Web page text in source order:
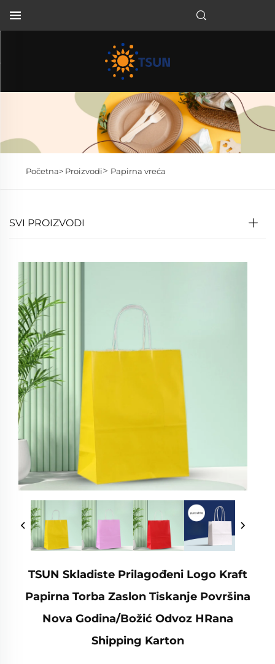
Početna> Proizvodi> Papirna vreća
SVI PROIZVODI
TSUN Skladiste Prilagođeni Logo Kraft
Papirna Torba Zaslon Tiskanje Površina
Nova Godina/Božić Odvoz HRana
Shipping Karton